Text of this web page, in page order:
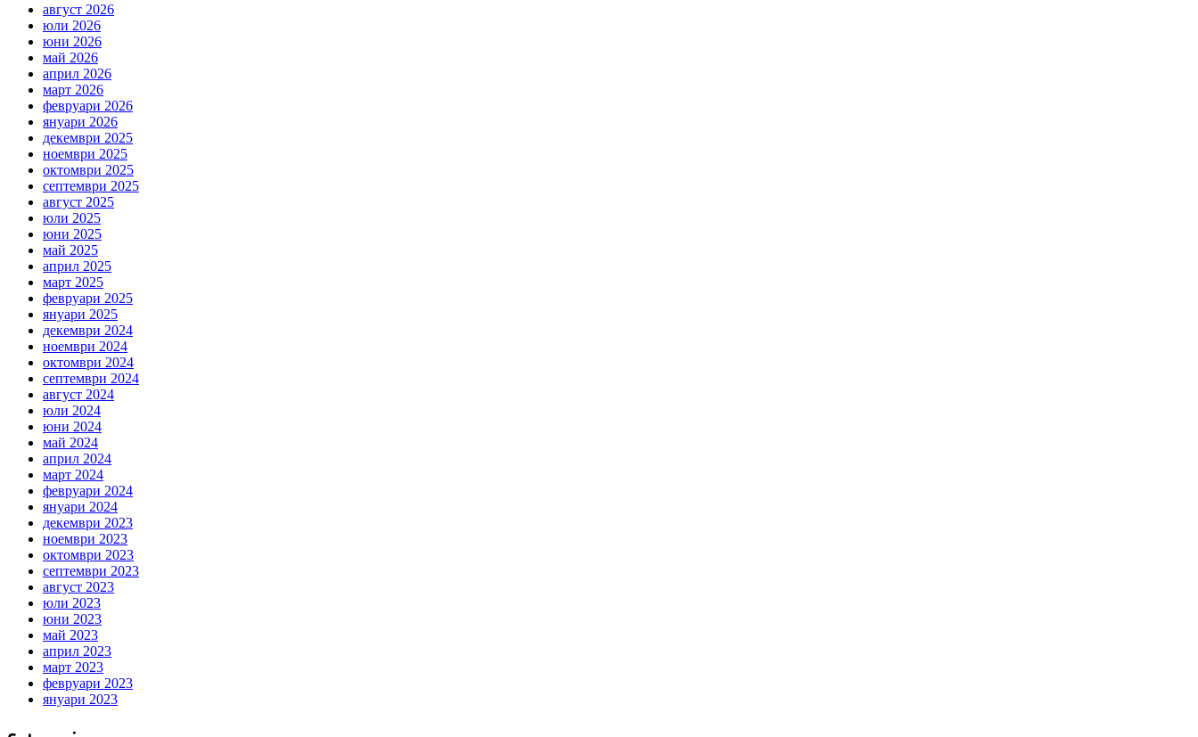
август 2026
юли 2026
юни 2026
май 2026
април 2026
март 2026
февруари 2026
януари 2026
декември 2025
ноември 2025
октомври 2025
септември 2025
август 2025
юли 2025
юни 2025
май 2025
април 2025
март 2025
февруари 2025
януари 2025
декември 2024
ноември 2024
октомври 2024
септември 2024
август 2024
юли 2024
юни 2024
май 2024
април 2024
март 2024
февруари 2024
януари 2024
декември 2023
ноември 2023
октомври 2023
септември 2023
август 2023
юли 2023
юни 2023
май 2023
април 2023
март 2023
февруари 2023
януари 2023